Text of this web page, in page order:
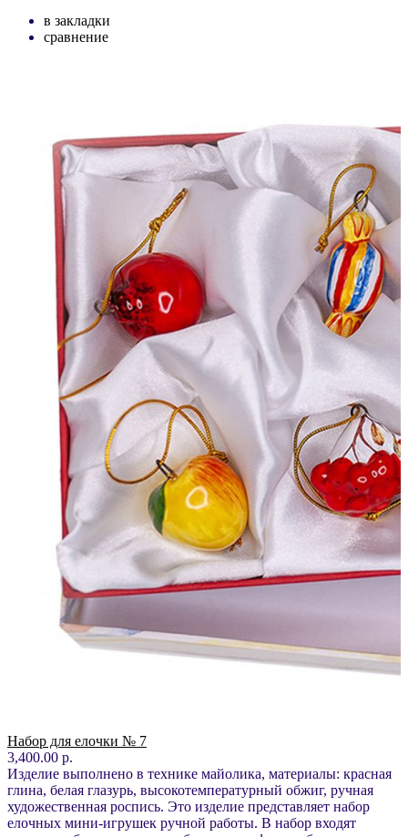
в закладки
сравнение
Набор для елочки № 7
3,400.00 р.
Изделие выполнено в технике майолика, материалы: красная
глина, белая глазурь, высокотемпературный обжиг, ручная
художественная роспись. Это изделие представляет набор
елочных мини-игрушек ручной работы. В набор входят